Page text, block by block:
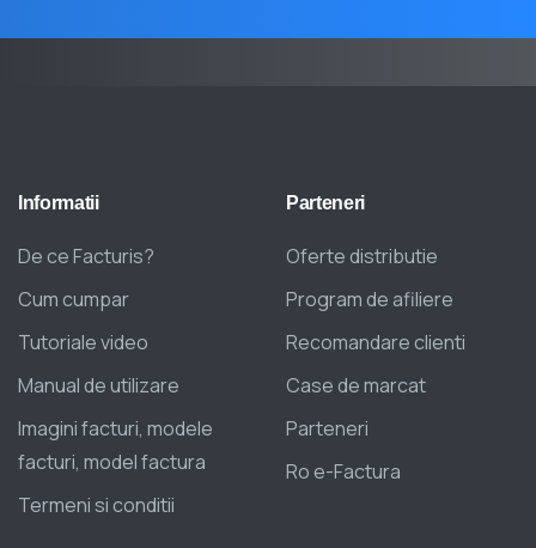
Informatii
De ce Facturis?
Cum cumpar
Tutoriale video
Manual de utilizare
Imagini facturi, modele
facturi, model factura
Termeni si conditii
Parteneri
Oferte distributie
Program de afiliere
Recomandare clienti
Case de marcat
Parteneri
Ro e-Factura